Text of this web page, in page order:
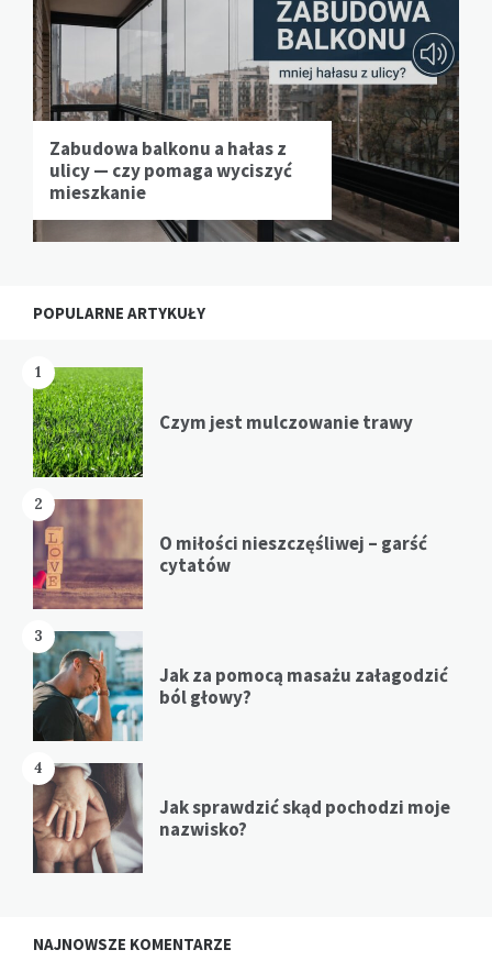
Zabudowa balkonu a hałas z
ulicy — czy pomaga wyciszyć
mieszkanie
POPULARNE ARTYKUŁY
1
Czym jest mulczowanie trawy
2
O miłości nieszczęśliwej – garść
cytatów
3
Jak za pomocą masażu załagodzić
ból głowy?
4
Jak sprawdzić skąd pochodzi moje
nazwisko?
NAJNOWSZE KOMENTARZE